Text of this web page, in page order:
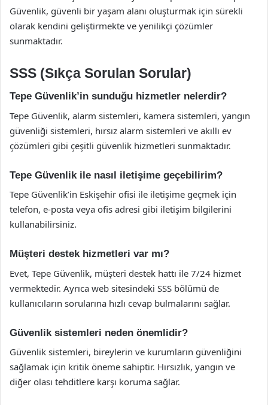
Güvenlik, güvenli bir yaşam alanı oluşturmak için sürekli
olarak kendini geliştirmekte ve yenilikçi çözümler
sunmaktadır.
SSS (Sıkça Sorulan Sorular)
Tepe Güvenlik’in sunduğu hizmetler nelerdir?
Tepe Güvenlik, alarm sistemleri, kamera sistemleri, yangın
güvenliği sistemleri, hırsız alarm sistemleri ve akıllı ev
çözümleri gibi çeşitli güvenlik hizmetleri sunmaktadır.
Tepe Güvenlik ile nasıl iletişime geçebilirim?
Tepe Güvenlik’in Eskişehir ofisi ile iletişime geçmek için
telefon, e-posta veya ofis adresi gibi iletişim bilgilerini
kullanabilirsiniz.
Müşteri destek hizmetleri var mı?
Evet, Tepe Güvenlik, müşteri destek hattı ile 7/24 hizmet
vermektedir. Ayrıca web sitesindeki SSS bölümü de
kullanıcıların sorularına hızlı cevap bulmalarını sağlar.
Güvenlik sistemleri neden önemlidir?
Güvenlik sistemleri, bireylerin ve kurumların güvenliğini
sağlamak için kritik öneme sahiptir. Hırsızlık, yangın ve
diğer olası tehditlere karşı koruma sağlar.